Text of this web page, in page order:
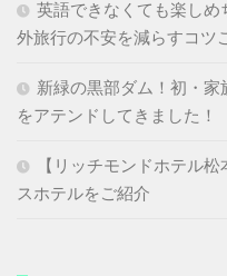
英語できなくても楽し
外旅行の不安を減らすコツ
新緑の黒部ダム！初・
をアテンドしてきました！
【リッチモンドホテル
スホテルをご紹介